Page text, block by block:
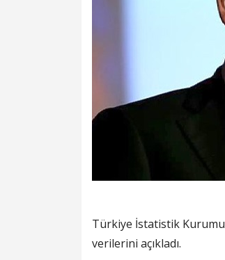
Türkiye İstatistik Kurumu
verilerini açıkladı.